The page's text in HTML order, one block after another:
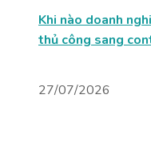
Khi nào doanh
thủ công sang
27/07/2026